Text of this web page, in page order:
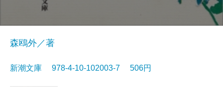
森鴎外／著
新潮文庫 978-4-10-102003-7 506円